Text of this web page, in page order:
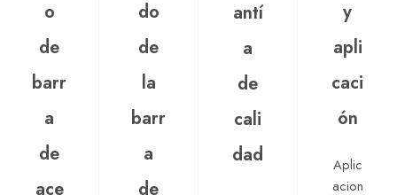
o
de
barr
a
de
ace
do
de
la
barr
a
de
antí
a
de
cali
dad
y
apli
caci
ón
Aplic
acion